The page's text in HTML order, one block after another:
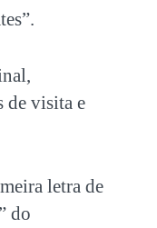
de visita e
letra de
do